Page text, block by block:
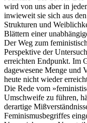
wird von uns aber in
inwieweit sie sich aus
Strukturen und
Blättern einer
Der Weg zum
Perspektive der
erreichten Endpunkt. Im
dagewesene Menge und
heute nicht wieder
Die Rede vom
Umschweife zu führen,
derartige
Feminismusbegriffes